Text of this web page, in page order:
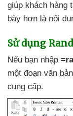
giúp khách hàng
bày hơn là nội
Sử dụng
Nếu bạn nhập
một đoạn văn
cung cấp.